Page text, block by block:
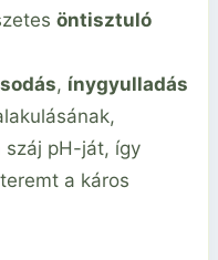
öntisztuló
, ínygyulladás
száj pH-ját, így
a káros